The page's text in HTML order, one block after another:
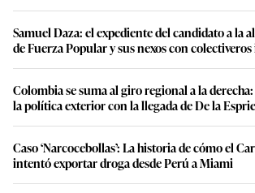
Samuel Daza: el expediente del candidato a la
de Fuerza Popular y sus nexos con
Colombia se suma al giro regional a la
la política exterior con la llegada de De la
Caso ‘Narcocebollas’: La historia de cómo el
intentó exportar droga desde Perú a Miami